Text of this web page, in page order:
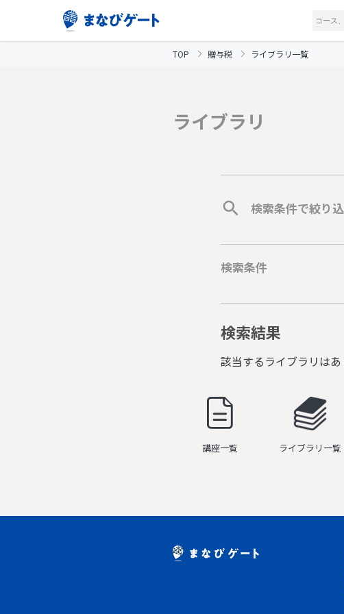
TOP 贈与税 ライブラリ一覧
ライブラリ
検索条件で絞り
検索条件
検索結果
該当するライブラリは
講座一覧 ライブラリ一覧